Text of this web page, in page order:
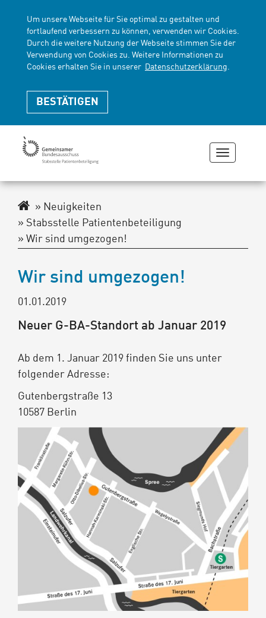
Um unsere Webseite für Sie optimal zu gestalten und
fortlaufend verbessern zu können, verwenden wir Cookies.
Durch die weitere Nutzung der Webseite stimmen Sie der
Verwendung von Cookies zu. Weitere Informationen zu
Cookies erhalten Sie in unserer Datenschutzerklärung.
BESTÄTIGEN
oder
Navigationspfad
Neuigkeiten
Stabsstelle Patientenbeteiligung
Wir sind umgezogen!
Wir sind umgezogen!
01.01.2019
Neuer G-BA-Standort ab Januar 2019
Ab dem 1. Januar 2019 finden Sie uns unter
folgender Adresse:
Gutenbergstraße 13
10587 Berlin